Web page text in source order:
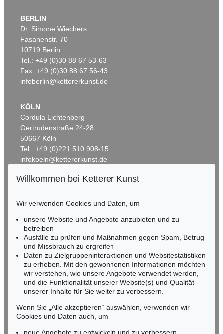
Auktion 406 - Lot 30
E. KIRCHNER
Zwei mit Katzen spielende Mädchen. 1907. Frauen- und Männerkopf , 1924
Ergebnis:€ 1.740.000
Auktion 514 - Lot 236
Ergebnis:€ 1.645.000
Auktion 496 - Lot 133
BERLIN
Dr. Simone Wiechers
Fasanenstr. 70
10719 Berlin
Tel.: +49 (0)30 88 67 53-63
Fax: +49 (0)30 88 67 56-43
infoberlin@kettererkunst.de
KÖLN
Cordula Lichtenberg
Gertrudenstraße 24-28
50667 Köln
Tel.: +49 (0)221 510 908-15
infokoeln@kettererkunst.de
RHEINLAND-PFALZ
Miriam Heß
Tel.: +49 (0)62 21 58 80-038
Fax: +49 (0)62 21 58 80-595
infoheidelberg@kettererkunst.de
NORDDEUTSCHLAND
Nico Kassel, M.A.
Tel.: +49 (0)89 55244-164
Mobil: +49 (0)171 8618661
n.kassel@kettererkunst.de
Willkommen bei Ketterer Kunst
Wir verwenden Cookies und Daten, um
unsere Website und Angebote anzubieten und zu
betreiben
Ausfälle zu prüfen und Maßnahmen gegen Spam, Betrug
und Missbrauch zu ergreifen
Daten zu Zielgruppeninteraktionen und Websitestatistiken
zu erheben. Mit den gewonnenen Informationen möchten
wir verstehen, wie unsere Angebote verwendet werden,
und die Funktionalität unserer Website(s) und Qualität
unserer Inhalte für Sie weiter zu verbessern.
Wenn Sie „Alle akzeptieren“ auswählen, verwenden wir
Cookies und Daten auch, um
neue Angebote zu entwickeln und zu verbessern